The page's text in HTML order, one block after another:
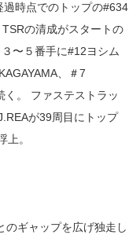
時点でのトップの#634
の清成がスタートの
〜５番手に#12ヨシム
、＃7
く。 ファステストラッ
が39周目にトップ
上。
のギャップを広げ独走し